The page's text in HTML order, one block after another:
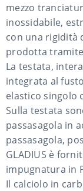
mezzo
inossidabile,
con una rigidità
prodotta
La testata,
integrata al
elastico singolo
Sulla testata
passasagola in
passasagola,
GLADIUS è
impugnatura in
Il calciolo in